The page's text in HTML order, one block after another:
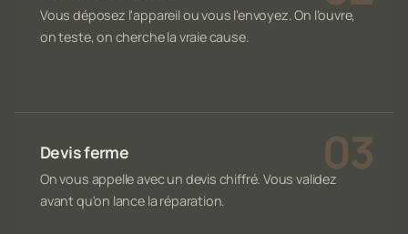
Vous déposez l'appareil ou vous l'envoyez. On l'ouvre,
on teste, on cherche la vraie cause.
Devis ferme
On vous appelle avec un devis chiffré. Vous validez
avant qu'on lance la réparation.